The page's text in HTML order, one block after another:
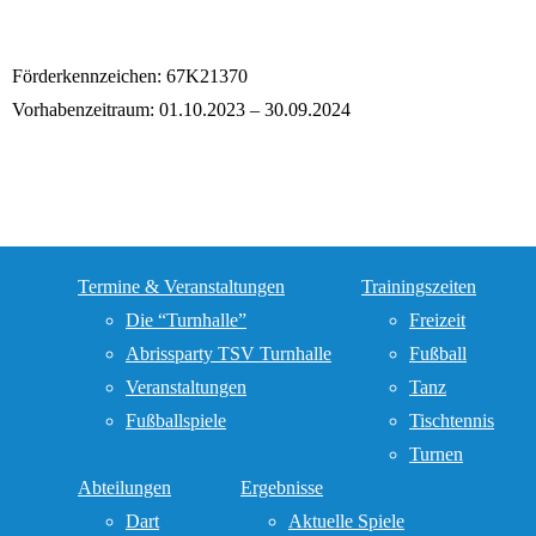
Förderkennzeichen: 67K21370
Vorhabenzeitraum: 01.10.2023 – 30.09.2024
Termine & Veranstaltungen
Die “Turnhalle”
Abrissparty TSV Turnhalle
Veranstaltungen
Fußballspiele
Trainingszeiten
Freizeit
Fußball
Tanz
Tischtennis
Turnen
Abteilungen
Dart
Ergebnisse
Aktuelle Spiele